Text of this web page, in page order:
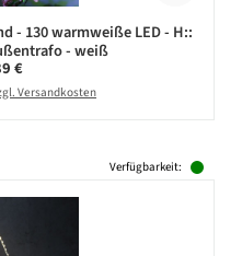
- 130 warmweiße LED - H::
- weiß
Preis:
€
Versandkosten
Verfügbarkeit: